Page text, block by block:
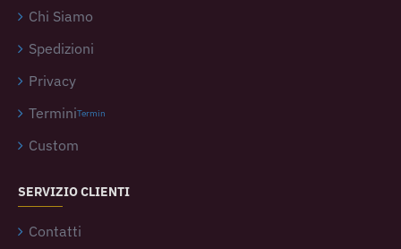
Chi Siamo
Spedizioni
Privacy
TerminiTermin
Custom
SERVIZIO CLIENTI
Contatti